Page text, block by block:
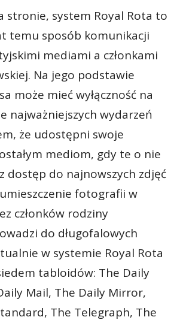
stronie, system Royal Rota to
temu sposób komunikacji
mediami a członkami
Na jego podstawie
może mieć wyłączność na
najważniejszych wydarzeń
że udostępni swoje
mediom, gdy te o nie
dostęp do najnowszych zdjęć
fotografii w
członków rodziny
do długofalowych
w systemie Royal Rota
tabloidów: The Daily
Mail, The Daily Mirror,
The Telegraph, The